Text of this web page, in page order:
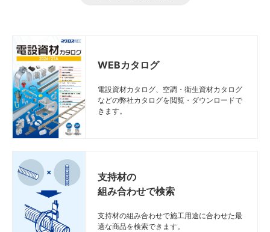
WEBカタログ
電設資材カタログ、空調・衛生資材カタログ
などの弊社カタログを閲覧・ダウンロードで
きます。
支持材の
組み合わせで検索
支持材の組み合わせで施工用途に合わせた最
適な商品を検索できます。